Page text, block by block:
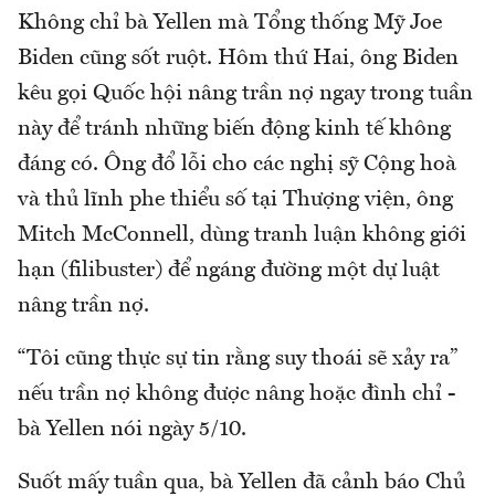
Không chỉ bà Yellen mà Tổng thống Mỹ Joe
Biden cũng sốt ruột. Hôm thứ Hai, ông Biden
kêu gọi Quốc hội nâng trần nợ ngay trong tuần
này để tránh những biến động kinh tế không
đáng có. Ông đổ lỗi cho các nghị sỹ Cộng hoà
và thủ lĩnh phe thiểu số tại Thượng viện, ông
Mitch McConnell, dùng tranh luận không giới
hạn (filibuster) để ngáng đường một dự luật
nâng trần nợ.
“Tôi cũng thực sự tin rằng suy thoái sẽ xảy ra”
nếu trần nợ không được nâng hoặc đình chỉ -
bà Yellen nói ngày 5/10.
Suốt mấy tuần qua, bà Yellen đã cảnh báo Chủ